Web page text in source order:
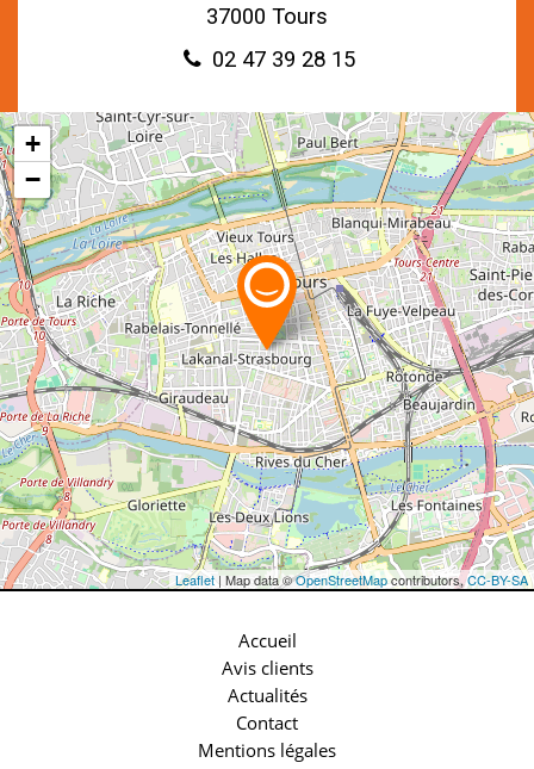
37000 Tours
02 47 39 28 15
+
−
Leaflet| Map data ©OpenStreetMapcontributors,CC-BY-SA
Accueil
Avis clients
Actualités
Contact
Mentions légales